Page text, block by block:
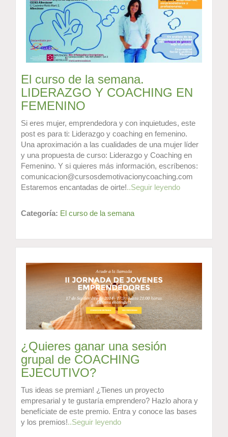
El curso de la semana.
LIDERAZGO Y COACHING EN
FEMENINO
Si eres mujer, emprendedora y con inquietudes, este
post es para ti: Liderazgo y coaching en femenino.
Una aproximación a las cualidades de una mujer líder
y una propuesta de curso: Liderazgo y Coaching en
Femenino. Y si quieres más información, escríbenos:
comunicacion@cursosdemotivacionycoaching.com
Estaremos encantadas de oirte!..Seguir leyendo
Categoría: El curso de la semana
¿Quieres ganar una sesión
grupal de COACHING
EJECUTIVO?
Tus ideas se premian! ¿Tienes un proyecto
empresarial y te gustaría emprendero? Hazlo ahora y
benefíciate de este premio. Entra y conoce las bases
y los premios!..Seguir leyendo